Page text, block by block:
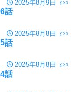
2025年8月9日 0
話
2025年8月8日 0
話
2025年8月8日 0
話